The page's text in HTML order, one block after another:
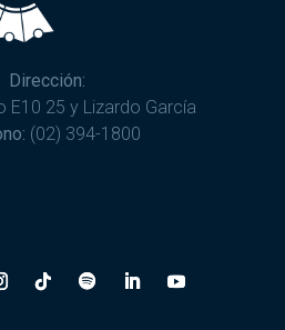
Dirección:
E10 25 y Lizardo García
(02) 394-1800